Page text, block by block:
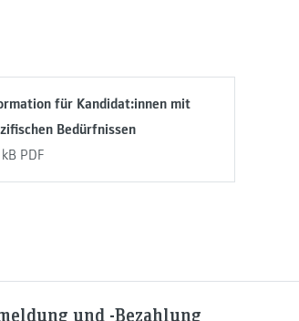
für Kandidat:innen mit
Bedürfnissen
PDF
und -Bezahlung